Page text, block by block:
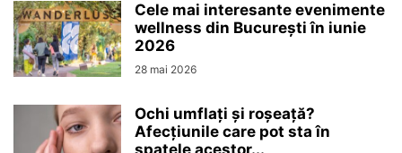
Cele mai interesante evenimente
wellness din București în iunie
2026
28 mai 2026
Ochi umflați și roșeață?
Afecțiunile care pot sta în